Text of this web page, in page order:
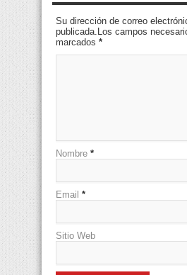
Su dirección de correo
publicada.Los campos
marcados *
Nombre *
Email *
Sitio Web